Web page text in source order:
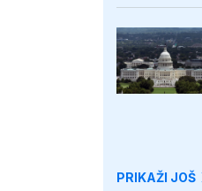
PRIKAŽI JOŠ